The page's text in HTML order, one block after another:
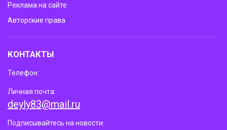
Реклама на сайте
Авторские права
КОНТАКТЫ
Телефон:
Личная почта:
deyly83@mail.ru
Подписывайтесь на новости: